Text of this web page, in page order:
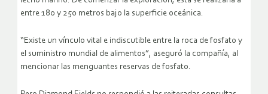
entre 180 y 250 metros bajo la superficie oceánica.
“Existe un vínculo vital e indiscutible entre la roca de fosfato y
el suministro mundial de alimentos”, aseguró la compañía, al
mencionar las menguantes reservas de fosfato.